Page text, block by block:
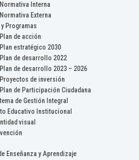
Normativa Interna
Normativa Externa
Programas
Plan de acción
Plan estratégico 2030
Plan de desarrollo 2022
Plan de desarrollo 2023 – 2026
Proyectos de inversión
Plan de Participación Ciudadana
de Gestión Integral
Educativo Institucional
visual
Enseñanza y Aprendizaje